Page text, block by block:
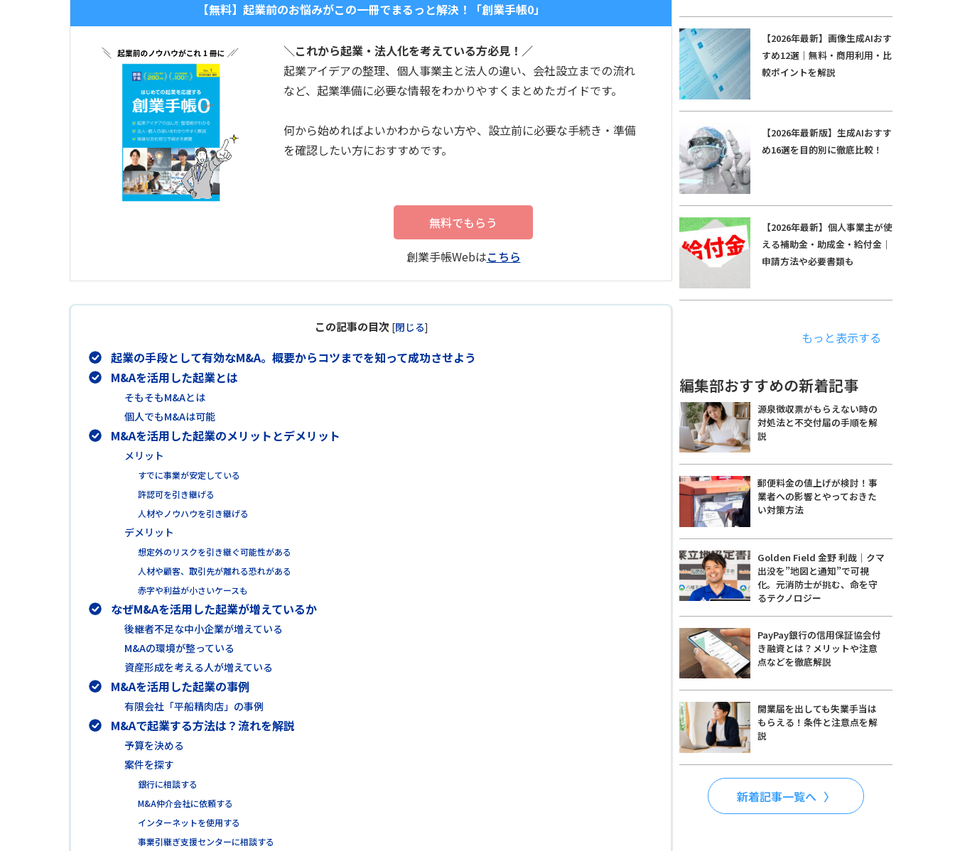
【無料】起業前のお悩みがこの一冊でまるっと解決！「創業手帳0」
＼これから起業・法人化を考えている方必見！／
起業アイデアの整理、個人事業主と法人の違い、会社設立までの流れ
など、起業準備に必要な情報をわかりやすくまとめたガイドです。
何から始めればよいかわからない方や、設立前に必要な手続き・準備
を確認したい方におすすめです。
無料でもらう
創業手帳Webはこちら
この記事の目次 [閉じる]
起業の手段として有効なM&A。概要からコツまでを知って成功させよう
M&Aを活用した起業とは
そもそもM&Aとは
個人でもM&Aは可能
M&Aを活用した起業のメリットとデメリット
メリット
すでに事業が安定している
許認可を引き継げる
人材やノウハウを引き継げる
デメリット
想定外のリスクを引き継ぐ可能性がある
人材や顧客、取引先が離れる恐れがある
赤字や利益が小さいケースも
なぜM&Aを活用した起業が増えているか
後継者不足な中小企業が増えている
M&Aの環境が整っている
資産形成を考える人が増えている
M&Aを活用した起業の事例
有限会社「平船精肉店」の事例
M&Aで起業する方法は？流れを解説
予算を決める
案件を探す
銀行に相談する
M&A仲介会社に依頼する
インターネットを使用する
事業引継ぎ支援センターに相談する
【2026年最新】画像生成AIおす
すめ12選｜無料・商用利用・比
較ポイントを解説
【2026年最新版】生成AIおすす
め16選を目的別に徹底比較！
【2026年最新】個人事業主が使
える補助金・助成金・給付金｜
申請方法や必要書類も
もっと表示する
編集部おすすめの新着記事
源泉徴収票がもらえない時の
対処法と不交付届の手順を解
説
郵便料金の値上げが検討！事
業者への影響とやっておきた
い対策方法
Golden Field 金野 利哉｜クマ
出没を”地図と通知”で可視
化。元消防士が挑む、命を守
るテクノロジー
PayPay銀行の信用保証協会付
き融資とは？メリットや注意
点などを徹底解説
開業届を出しても失業手当は
もらえる！条件と注意点を解
説
新着記事一覧へ